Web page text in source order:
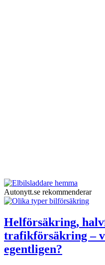
Autonytt.se rekommenderar
Helförsäkring,
trafikförsäkring –
egentligen?